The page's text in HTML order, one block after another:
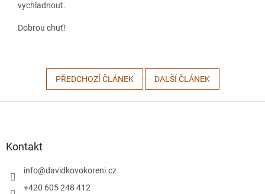
vychladnout.
Dobrou chuť!
PŘEDCHOZÍ ČLÁNEK DALŠÍ ČLÁNEK
Kontakt
info@davidkovokoreni.cz
+420 605 248 412